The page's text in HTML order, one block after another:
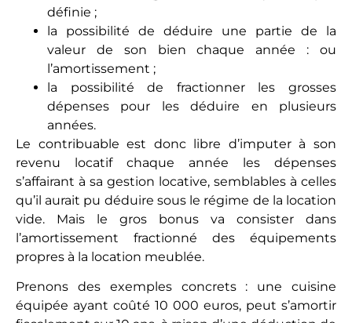
de tout nouveau projet.
Devenez un expert de
l'investissement locatif
Investissez dans des biens uniques et
rentable facilement
Découvrir les biens